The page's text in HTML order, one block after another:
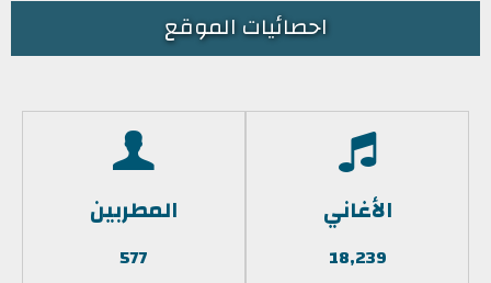
احصائيات الموقع
الأغاني
18,239
المطربين
577